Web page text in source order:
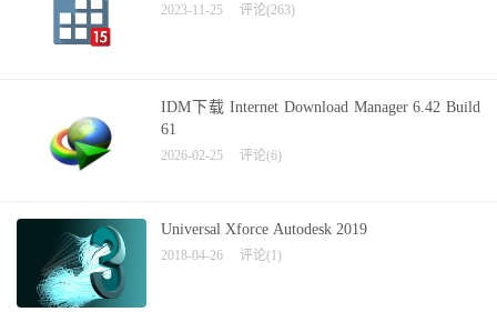
2023-11-25 评论(263)
IDM下载 Internet Download Manager 6.42 Build
61
2026-02-25 评论(6)
Universal Xforce Autodesk 2019
2018-04-26 评论(1)